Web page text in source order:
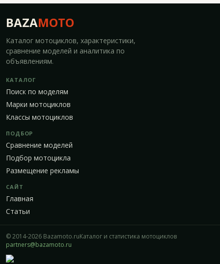
BAZAMOTO
Каталог мотоциклов, характеристики,
сравнение моделей и аналитика по
объявлениям.
КАТАЛОГ
Поиск по моделям
Марки мотоциклов
Классы мотоциклов
ПОДБОР
Сравнение моделей
Подбор мотоцикла
Размещение рекламы
САЙТ
Главная
Статьи
© 2014-2026 Bazamoto.ruКаталог и статистика мотоциклов
partners@bazamoto.ru